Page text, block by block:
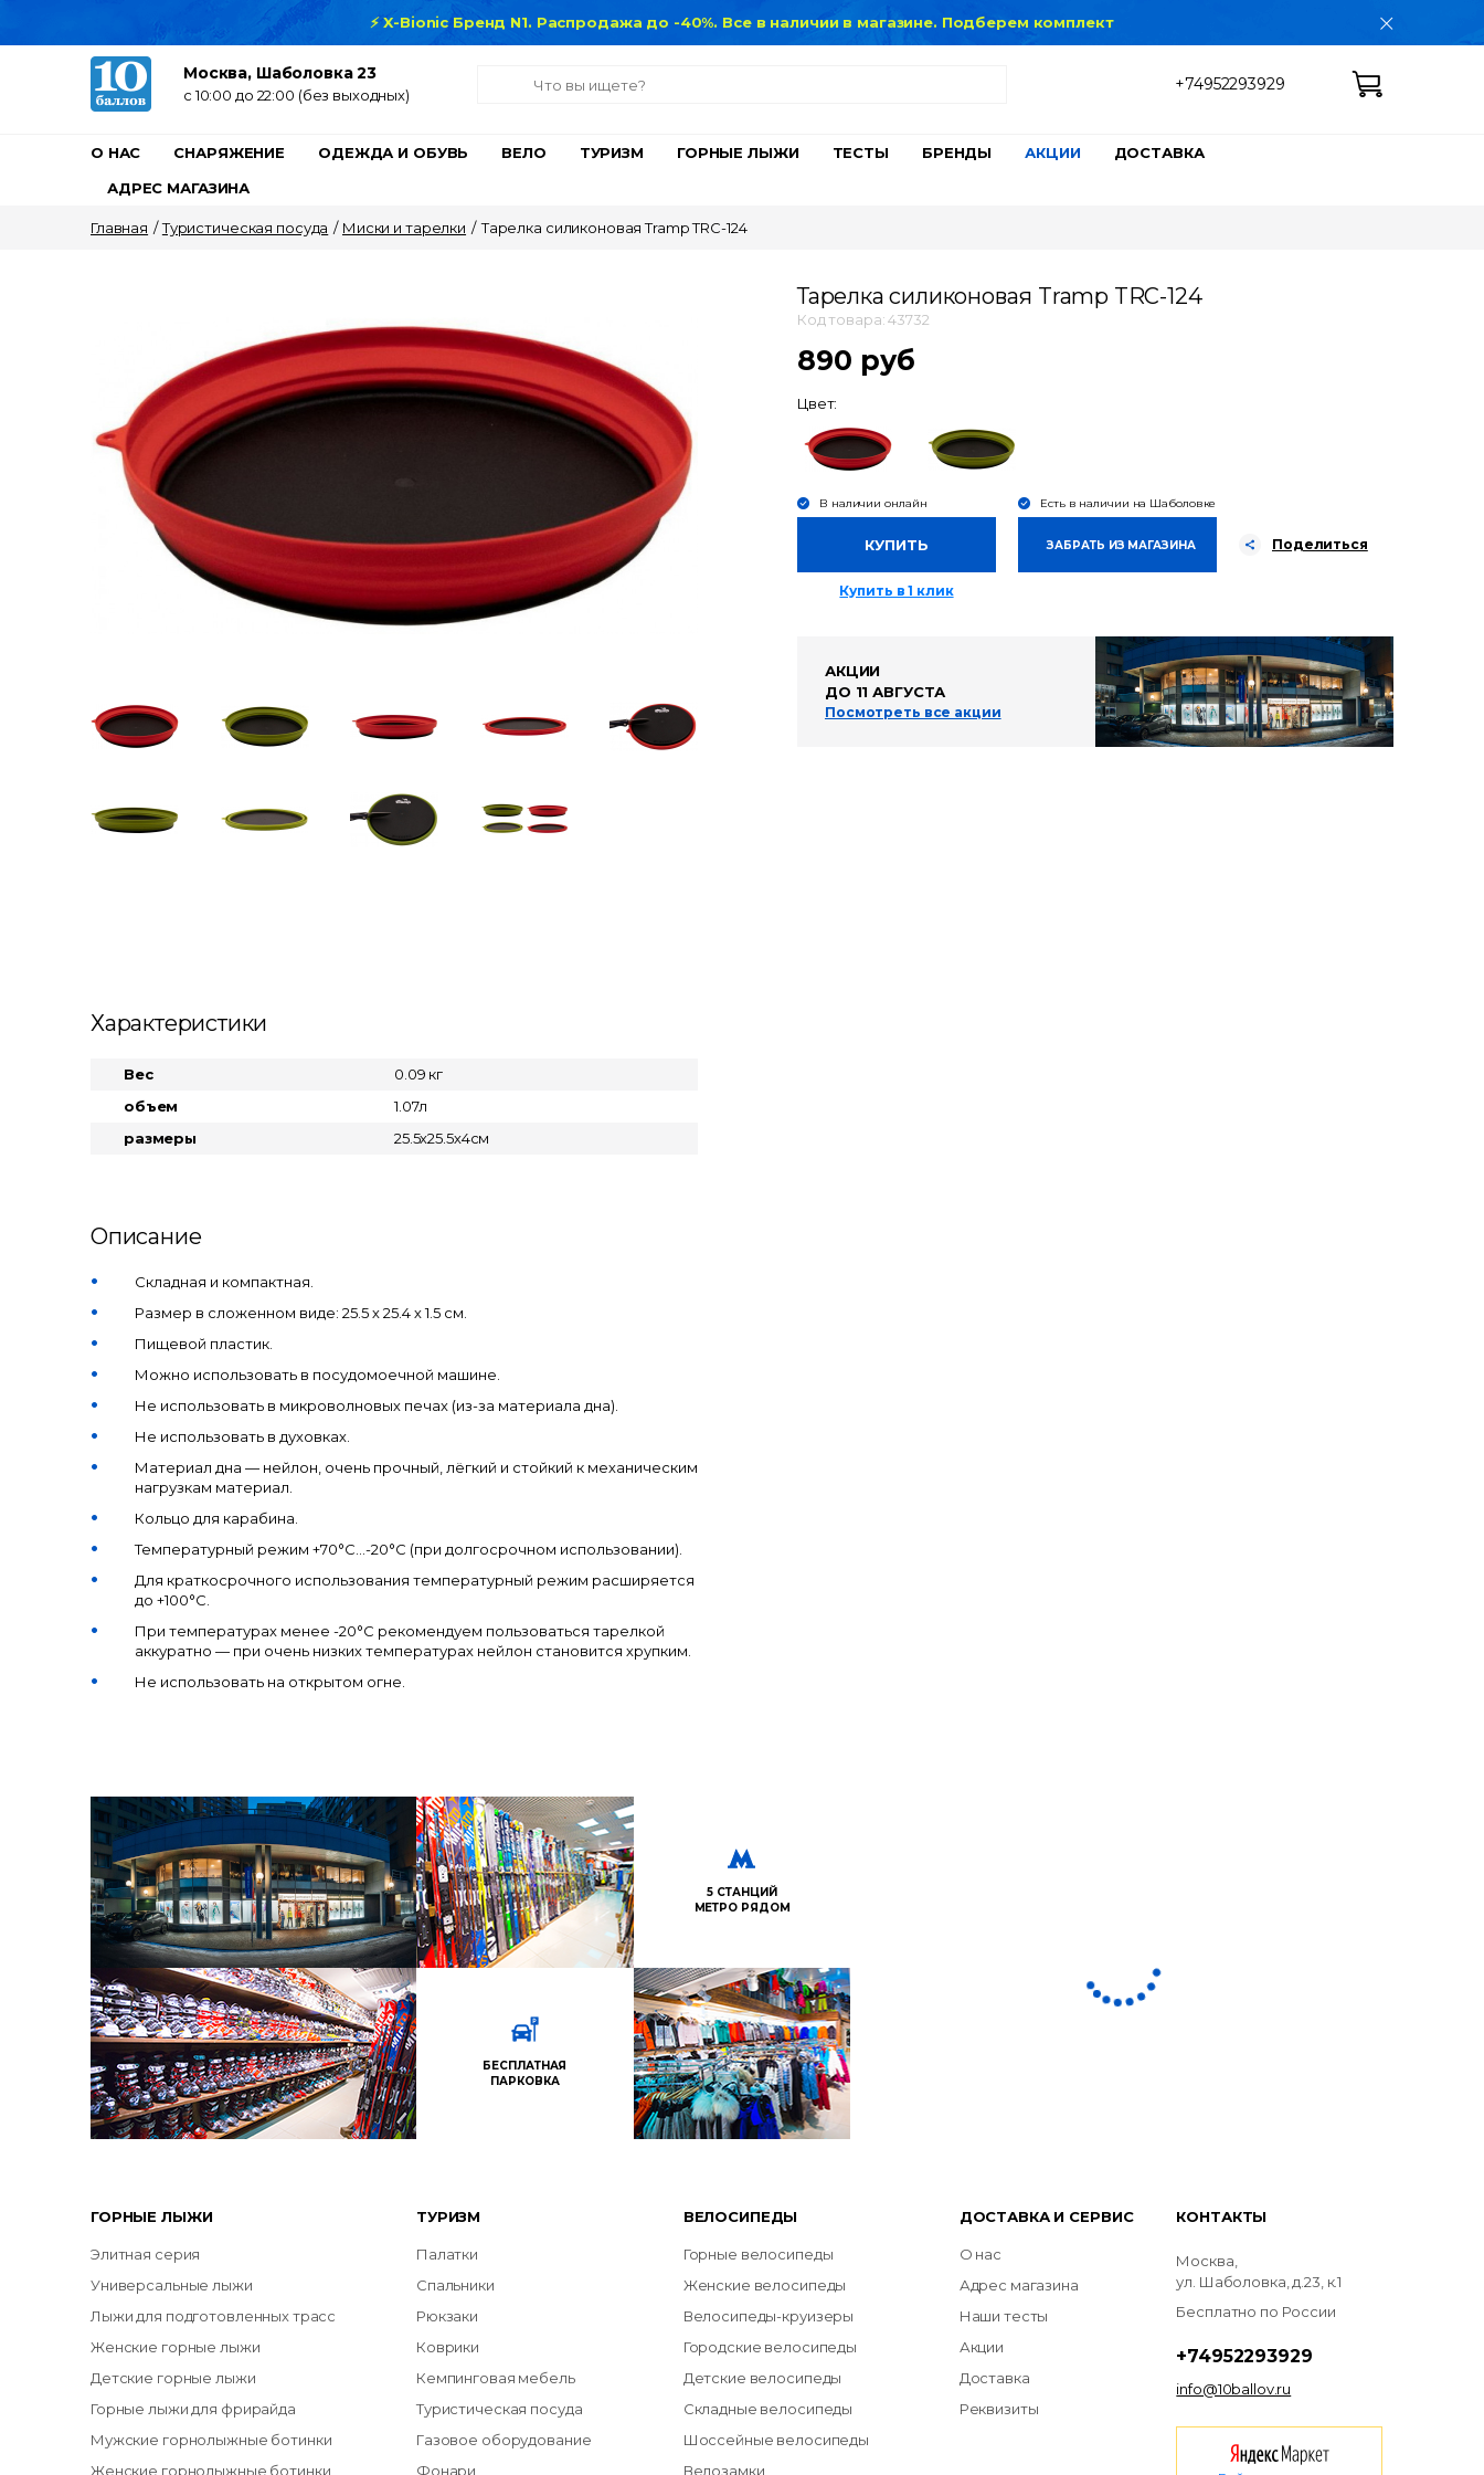
⚡ X-Bionic Бренд N1. Распродажа до -40%. Все в наличии в магазине. Подберем комплект
Москва, Шаболовка 23
c 10:00 до 22:00 (без выходных)
+74952293929
О НАС СНАРЯЖЕНИЕ ОДЕЖДА И ОБУВЬ ВЕЛО ТУРИЗМ ГОРНЫЕ ЛЫЖИ ТЕСТЫ БРЕНДЫ АКЦИИ
ДОСТАВКА
АДРЕС МАГАЗИНА
Главная /Туристическая посуда / Миски и тарелки / Тарелка силиконовая Tramp TRC-124
Характеристики
Вес
0.09 кг
объем
1.07л
размеры
25.5х25.5х4см
Описание
Складная и компактная.
Размер в сложенном виде: 25.5 х 25.4 х 1.5 см.
Пищевой пластик.
Можно использовать в посудомоечной машине.
Не использовать в микроволновых печах (из-за материала дна).
Не использовать в духовках.
Материал дна — нейлон, очень прочный, лёгкий и стойкий к механическим
нагрузкам материал.
Кольцо для карабина.
Температурный режим +70°С...-20°С (при долгосрочном использовании).
Для краткосрочного использования температурный режим расширяется
до +100°С.
При температурах менее -20°С рекомендуем пользоваться тарелкой
аккуратно — при очень низких температурах нейлон становится хрупким.
Не использовать на открытом огне.
Тарелка силиконовая Tramp TRC-124
Код товара: 43732
890 руб
Цвет:
В наличии онлайн Есть в наличии на Шаболовке
КУПИТЬ
Купить в 1 клик
ЗАБРАТЬ ИЗ МАГАЗИНА Поделиться
АКЦИИ
ДО 11 АВГУСТА
Посмотреть все акции
БЕСПЛАТНАЯ
ПАРКОВКА
5 СТАНЦИЙ
МЕТРО РЯДОМ
ГОРНЫЕ ЛЫЖИ
Элитная серия
Универсальные лыжи
Лыжи для подготовленных трасс
Женские горные лыжи
Детские горные лыжи
Горные лыжи для фрирайда
Мужские горнолыжные ботинки
Женские горнолыжные ботинки
ТУРИЗМ
Палатки
Спальники
Рюкзаки
Коврики
Кемпинговая мебель
Туристическая посуда
Газовое оборудование
Фонари
ВЕЛОСИПЕДЫ
Горные велосипеды
Женские велосипеды
Велосипеды-круизеры
Городские велосипеды
Детские велосипеды
Складные велосипеды
Шоссейные велосипеды
Велозамки
ДОСТАВКА И СЕРВИС
О нас
Адрес магазина
Наши тесты
Акции
Доставка
Реквизиты
КОНТАКТЫ
Москва,
ул. Шаболовка, д.23, к.1
Бесплатно по России
+74952293929
info@10ballov.ru